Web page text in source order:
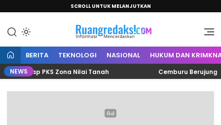
SCROLL UNTUK MELANJUTKAN
Ruang Redaksi
Informasi Mencerdaskan
BERITA TEKNOLOGI NASIONAL HUKUM DAN
NEWS
PKS Zona Nilai Tanah Cemburu Berujung